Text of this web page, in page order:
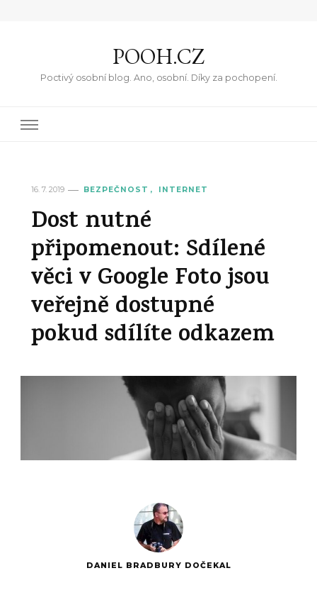
POOH.CZ
Poctivý osobní blog. Ano, osobní. Díky za pochopení.
16. 7. 2019 BEZPEČNOST INTERNET
Dost nutné
připomenout: Sdílené
věci v Google Foto jsou
veřejně dostupné
pokud sdílíte odkazem
DANIEL BRADBURY DOČEKAL